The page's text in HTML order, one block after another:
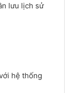
lưu lịch sử
hệ thống